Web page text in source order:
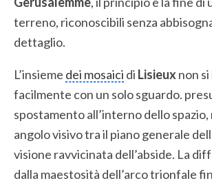
terreno, riconoscibili senza
dettaglio.
L’insieme dei mosaici di Lisieux non
facilmente con un solo sguardo.
spostamento all’interno dello
angolo visivo tra il piano generale
visione ravvicinata dell’abside. La
dalla maestosità dell’arco trionfale